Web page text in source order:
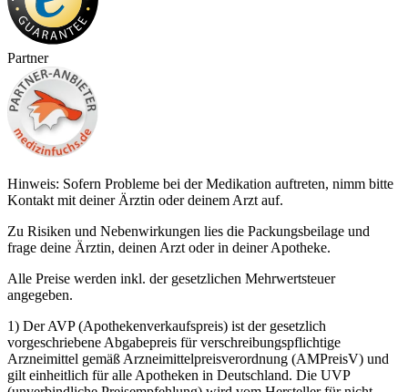
Partner
Hinweis: Sofern Probleme bei der Medikation auftreten, nimm bitte
Kontakt mit deiner Ärztin oder deinem Arzt auf.
Zu Risiken und Nebenwirkungen lies die Packungsbeilage und
frage deine Ärztin, deinen Arzt oder in deiner Apotheke.
Alle Preise werden inkl. der gesetzlichen Mehrwertsteuer
angegeben.
1) Der AVP (Apothekenverkaufspreis) ist der gesetzlich
vorgeschriebene Abgabepreis für verschreibungspflichtige
Arzneimittel gemäß Arzneimittelpreisverordnung (AMPreisV) und
gilt einheitlich für alle Apotheken in Deutschland. Die UVP